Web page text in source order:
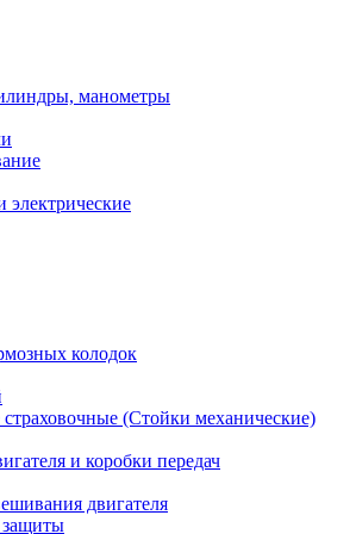
манометры
колодок
(Стойки механические)
и коробки передач
двигателя
защиты